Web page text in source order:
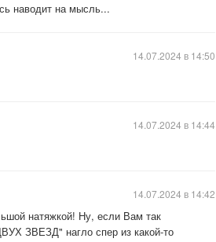
наводит на мысль...
14.07.2024 в 14:50
14.07.2024 в 14:44
натяжкой! Ну, если Вам так
ЗВЕЗД" нагло спер из какой-то
14.07.2024 в 14:42